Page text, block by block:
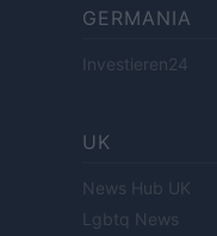
GERMANIA
Investieren24
UK
News Hub UK
Lgbtq News